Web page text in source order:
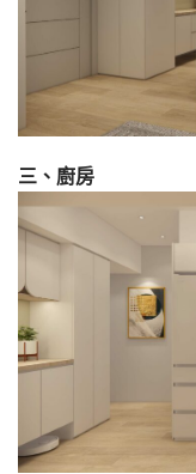
三、廚房